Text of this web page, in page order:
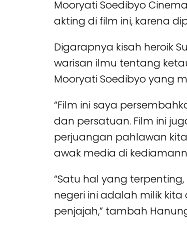
Mooryati Soedibyo
akting di film ini, karena
Digarapnya kisah heroik
warisan ilmu tentang
Mooryati Soedibyo yang
“Film ini saya
dan persatuan. Film ini
perjuangan pahlawan
awak media di
“Satu hal yang
negeri ini adalah milik
penjajah,” tambah